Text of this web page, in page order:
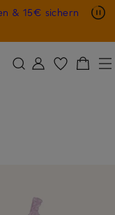
& 15€ sichern